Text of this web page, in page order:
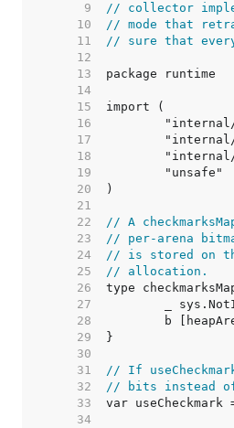
     9
// collector
    10
// mode that
    11
// sure that
    12
    13
    14
    15
    16
    17
    18
    19
    20
    21
    22
// A
    23
// per-arena
    24
// is stored on
    25
// allocation.
    26
    27
    28
    29
    30
    31
// If
    32
// bits instead
    33
    34